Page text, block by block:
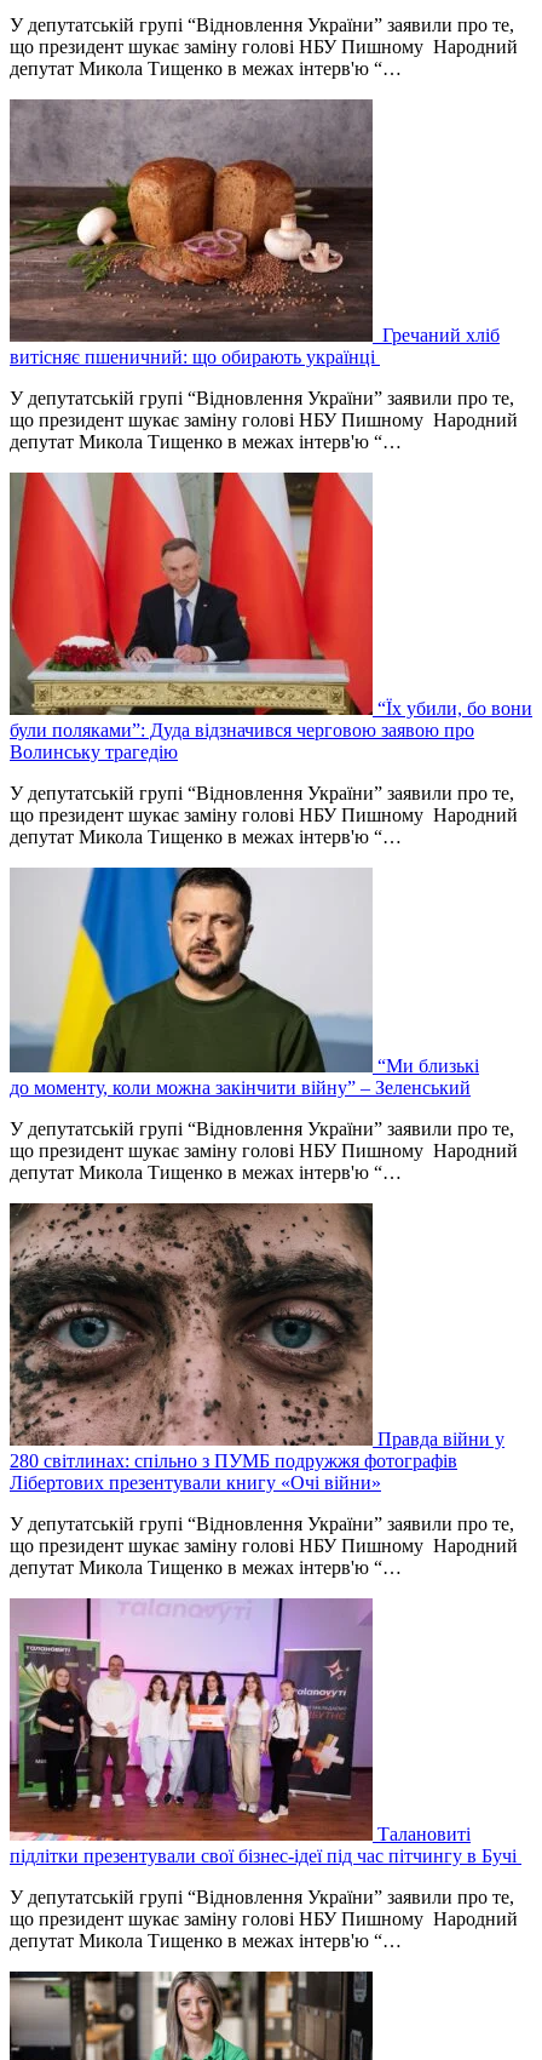
У депутатській групі “Відновлення України” заявили про те,
що президент шукає заміну голові НБУ Пишному Народний
депутат Микола Тищенко в межах інтерв'ю “…
Гречаний хліб
витісняє пшеничний: що обирають українці
У депутатській групі “Відновлення України” заявили про те,
що президент шукає заміну голові НБУ Пишному Народний
депутат Микола Тищенко в межах інтерв'ю “…
“Їх убили, бо вони
були поляками”: Дуда відзначився черговою заявою про
Волинську трагедію
У депутатській групі “Відновлення України” заявили про те,
що президент шукає заміну голові НБУ Пишному Народний
депутат Микола Тищенко в межах інтерв'ю “…
“Ми близькі
до моменту, коли можна закінчити війну” – Зеленський
У депутатській групі “Відновлення України” заявили про те,
що президент шукає заміну голові НБУ Пишному Народний
депутат Микола Тищенко в межах інтерв'ю “…
Правда війни у
280 світлинах: спільно з ПУМБ подружжя фотографів
Лібертових презентували книгу «Очі війни»
У депутатській групі “Відновлення України” заявили про те,
що президент шукає заміну голові НБУ Пишному Народний
депутат Микола Тищенко в межах інтерв'ю “…
Талановиті
підлітки презентували свої бізнес-ідеї під час пітчингу в Бучі
У депутатській групі “Відновлення України” заявили про те,
що президент шукає заміну голові НБУ Пишному Народний
депутат Микола Тищенко в межах інтерв'ю “…